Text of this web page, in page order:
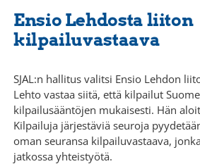
Ensio Lehdosta liiton
kilpailuvastaava
SJAL:n hallitus valitsi Ensio Lehdon
Lehto vastaa siitä, että kilpailut
kilpailusääntöjen mukaisesti. Hän
Kilpailuja järjestäviä seuroja
oman seuransa kilpailuvastaava,
jatkossa yhteistyötä.